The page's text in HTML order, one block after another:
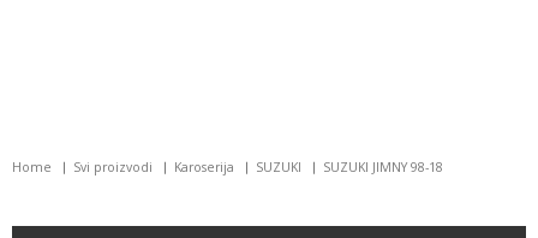
Home Svi proizvodi Karoserija SUZUKI SUZUKI JIMNY 98-18